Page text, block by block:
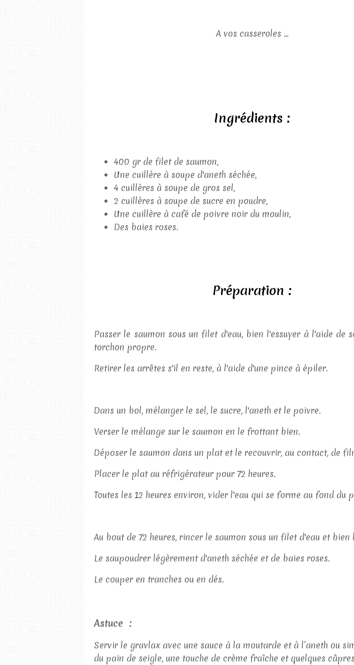
A vos casseroles ...
Ingrédients :
400 gr de filet de saumon,
Une cuillère à soupe d'aneth séchée,
4 cuillères à soupe de gros sel,
2 cuillères à soupe de sucre en poudre,
Une cuillère à café de poivre noir du moulin,
Des baies roses.
Préparation :
Passer le saumon sous un filet d'eau, bien l'essuyer à l'aide de
torchon propre.
Retirer les arrêtes s'il en reste, à l'aide d'une pince à épiler.
Dans un bol, mélanger le sel, le sucre, l'aneth et le poivre.
Verser le mélange sur le saumon en le frottant bien.
Déposer le saumon dans un plat et le recouvrir, au contact, de
Placer le plat au réfrigérateur pour 72 heures.
Toutes les 12 heures environ, vider l'eau qui se forme au fond du
Au bout de 72 heures, rincer le saumon sous un filet d'eau et bien
Le saupoudrer légèrement d'aneth séchée et de baies roses.
Le couper en tranches ou en dés.
Astuce :
Servir le gravlax avec une sauce à la moutarde et à l’aneth ou
du pain de seigle, une touche de crème fraîche et quelques